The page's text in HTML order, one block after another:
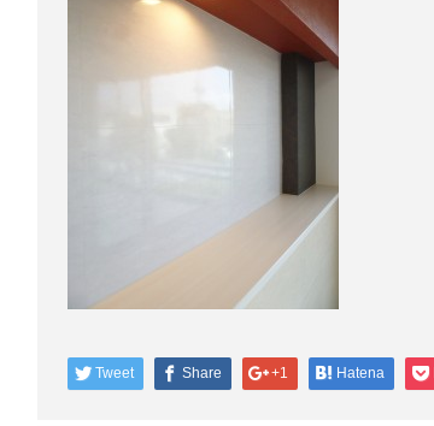
Tweet Share +1 Hatena